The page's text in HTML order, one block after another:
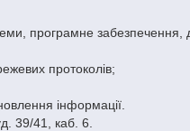
програмне забезпечення,
протоколів;
інформації.
39/41, каб. 6.